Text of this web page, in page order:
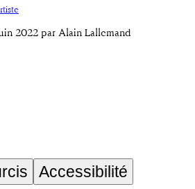
2022 par Alain Lallemand
Accessibilité